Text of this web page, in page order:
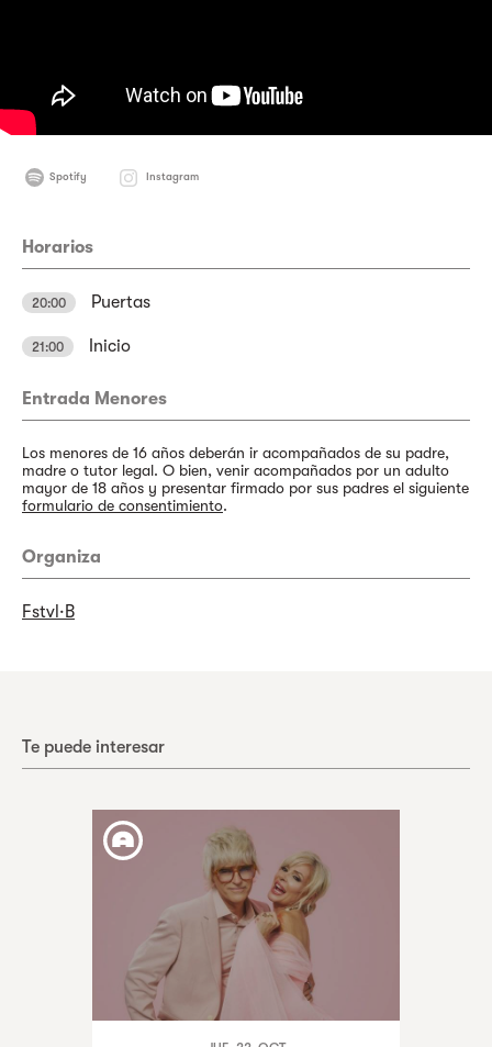
Spotify Instagram
Horarios
20:00 Puertas
21:00 Inicio
Entrada Menores
Los menores de 16 años deberán ir acompañados de su padre,
madre o tutor legal. O bien, venir acompañados por un adulto
mayor de 18 años y presentar firmado por sus padres el siguiente
formulario de consentimiento.
Organiza
Fstvl·B
Te puede interesar